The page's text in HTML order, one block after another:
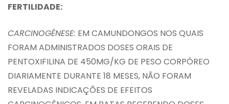
FERTILIDADE:
CARCINOGÊNESE: EM CAMUNDONGOS NOS QUAIS
FORAM ADMINISTRADOS DOSES ORAIS DE
PENTOXIFILINA DE 450MG/KG DE PESO CORPÓREO
DIARIAMENTE DURANTE 18 MESES, NÃO FORAM
REVELADAS INDICAÇÕES DE EFEITOS